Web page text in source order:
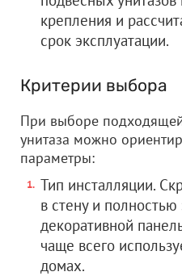
крепления и
срок эксплуатации.
Критерии выбора
При выборе
унитаза можно
параметры:
Тип инсталляции.
в стену и полностью
декоративной
чаще всего
домах.